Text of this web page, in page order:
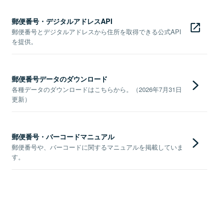
郵便番号・デジタルアドレスAPI
郵便番号とデジタルアドレスから住所を取得できる公式API
を提供。
郵便番号データのダウンロード
各種データのダウンロードはこちらから。（2026年7月31日
更新）
郵便番号・バーコードマニュアル
郵便番号や、バーコードに関するマニュアルを掲載していま
す。